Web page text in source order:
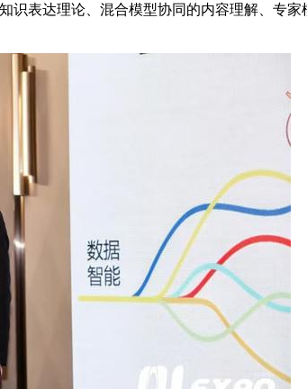
识表达理论、混合模型协同的内容理解、专